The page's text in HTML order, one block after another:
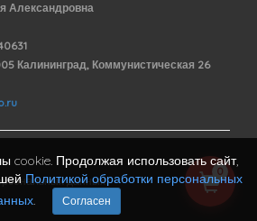
Александровна
Калининград, Коммунистическая 26
данных
0
Продолжая использовать сайт,
Политикой обработки персональных
Согласен